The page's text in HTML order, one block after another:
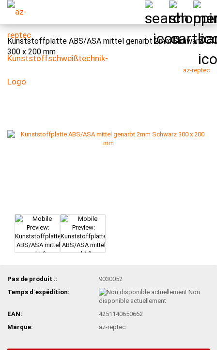
Kunststoffplatte ABS/ASA mittel genarbt 2mm Schwarz
300 x 200 mm
az-reptec
Pas de produit .:
9030052
Temps d`expédition:
Non
disponible actuellement
EAN:
4251140650662
Marque:
az-reptec